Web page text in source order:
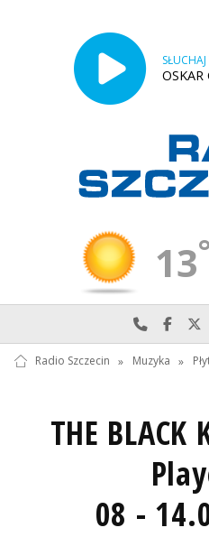
OSKAR
13
Najlepiej
Radio Szczecin » Muzyka »
THE BLACK
08 -